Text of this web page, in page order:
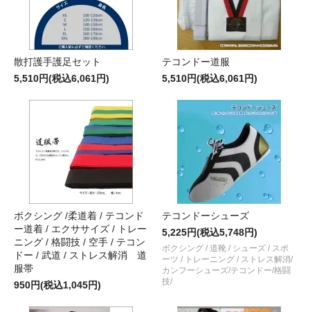
散打護手護足セット
5,510円(税込6,061円)
テコンドー道服
5,510円(税込6,061円)
ボクシング /柔道着 / テコンド
ー道着 / エクササイズ / トレー
ニング / 格闘技 / 空手 / テコン
ドー / 武道 / ストレス解消 道
服帯
950円(税込1,045円)
テコンドーシューズ
5,225円(税込5,748円)
ボクシング / 道靴 / シューズ / スポ
ーツ / トレーニング / ストレス解消/
カンフーシューズ/テコンドー/格闘
技/